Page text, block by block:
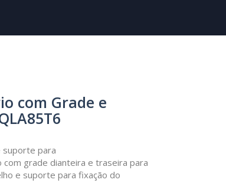
com Grade e
suporte para
com grade dianteira e traseira para
e suporte para fixação do